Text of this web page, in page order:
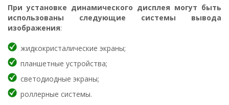
При установке динамического дисплея могут быть
использованы следующие системы вывода
изображения:
жидкокристалические экраны;
планшетные устройства;
светодиодные экраны;
роллерные системы.